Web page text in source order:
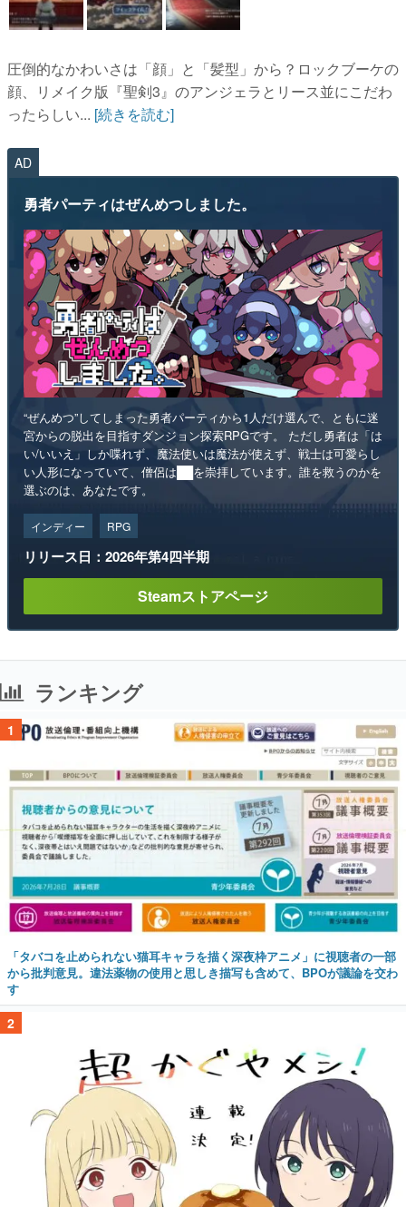
圧倒的なかわいさは「顔」と「髪型」から？ロックブーケの
顔、リメイク版『聖剣3』のアンジェラとリース並にこだわ
ったらしい... [続きを読む]
AD
勇者パーティはぜんめつしました。
“ぜんめつ”してしまった勇者パーティから1人だけ選んで、ともに迷
宮からの脱出を目指すダンジョン探索RPGです。 ただし勇者は「は
い/いいえ」しか喋れず、魔法使いは魔法が使えず、戦士は可愛らし
い人形になっていて、僧侶は██を崇拝しています。誰を救うのかを
選ぶのは、あなたです。
インディー RPG
リリース日：2026年第4四半期
Steamストアページ
ランキング
1
「タバコを止められない猫耳キャラを描く深夜枠アニメ」に視聴者の一部
から批判意見。違法薬物の使用と思しき描写も含めて、BPOが議論を交わ
す
2